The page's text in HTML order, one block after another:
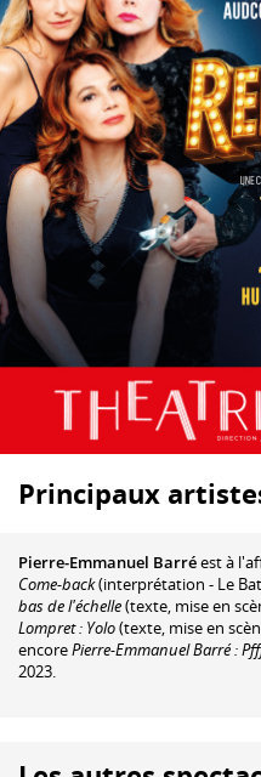
Principaux
Pierre-Emmanuel Barréest à
Come-back(interprétation - Le
bas de l'échelle(texte, mise en
Lompret : Yolo(texte, mise en
encorePierre-Emmanuel Barré :
2023.